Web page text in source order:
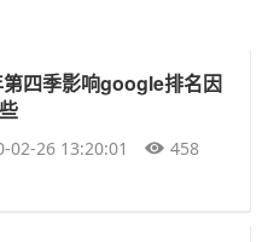
四季影响google排名因
02-26 13:20:01 458